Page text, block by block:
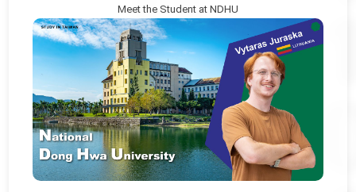
Meet the Student at NDHU